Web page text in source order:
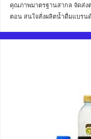
คุณภาพมาตรฐานสากล จัดส่ง
ตอน สนใจสั่งผลิตน้ำดื่มแบรนด์